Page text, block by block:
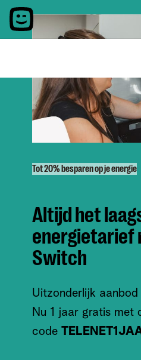
Tot 20% besparen op je energie
Altijd het
energietarief
Switch
Uitzonderlijk
Nu 1 jaar gratis met
code